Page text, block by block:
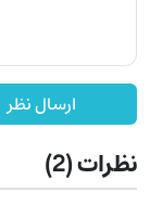
ارسال نظر
نظرات(2)